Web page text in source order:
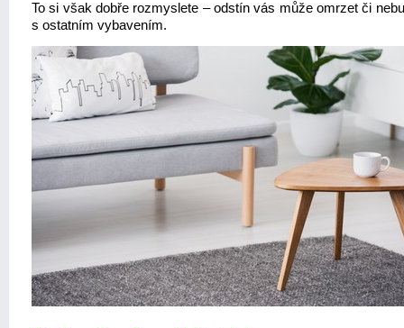
To si však dobře rozmyslete – odstín vás může omrzet či
s ostatním vybavením.